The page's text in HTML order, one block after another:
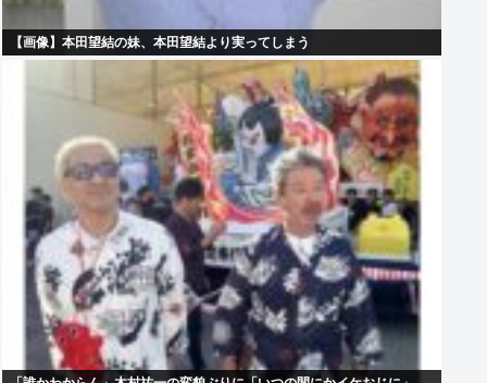
【画像】本田望結の妹、本田望結より実ってしまう